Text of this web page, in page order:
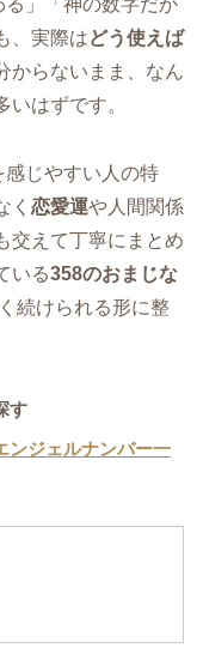
る」「神の数字だか
、実際はどう使えば
からないまま、なん
はずです。
じやすい人の特
く 恋愛運や人間関係
交えて丁寧にまとめ
いる358のおまじな
続けられる形に整
す
ンジェルナンバー一